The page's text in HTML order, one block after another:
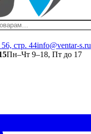
стр. 44info@ventar-s.ru
Пн–Чт 9–18, Пт до 17